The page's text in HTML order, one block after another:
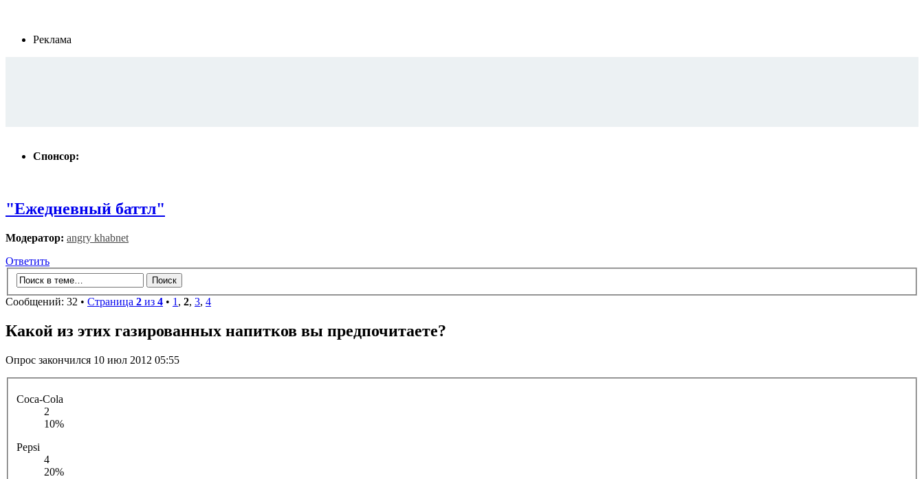
Реклама
Спонсор:
"Ежедневный баттл"
Модератор: angry khabnet
Ответить
Сообщений: 32 • Страница 2 из 4 • 1 , 2, 3, 4
Какой из этих газированных напитков вы предпочитаете?
Опрос закончился 10 июл 2012 05:55
Coca-Cola
2
10%
Pepsi
4
20%